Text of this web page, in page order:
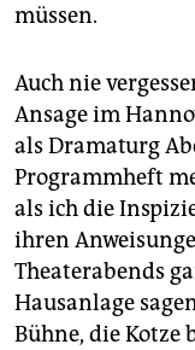
müssen.
Auch nie
Ansage im
als Dramaturg
Programmheft
als ich die
ihren
Theaterabends
Hausanlage
Bühne, die Kotze